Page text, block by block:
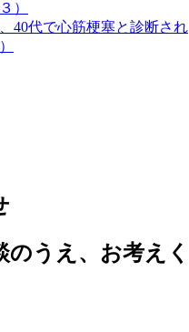
40代で心筋梗塞と診断され
のうえ、お考えく